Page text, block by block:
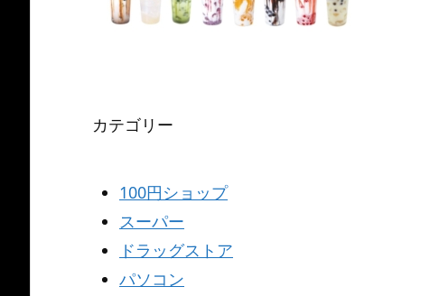
カテゴリー
100円ショップ
スーパー
ドラッグストア
パソコン